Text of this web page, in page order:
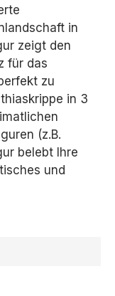
in
zeigt den
für das
zu
in 3
(z.B.
belebt Ihre
und